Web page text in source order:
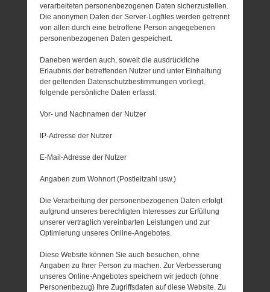
verarbeiteten personenbezogenen Daten sicherzustellen.
Die anonymen Daten der Server-Logfiles werden getrennt
von allen durch eine betroffene Person angegebenen
personenbezogenen Daten gespeichert.
Daneben werden auch, soweit die ausdrückliche
Erlaubnis der betreffenden Nutzer und unter Einhaltung
der geltenden Datenschutzbestimmungen vorliegt,
folgende persönliche Daten erfasst:
Vor- und Nachnamen der Nutzer
IP-Adresse der Nutzer
E-Mail-Adresse der Nutzer
Angaben zum Wohnort (Postleitzahl usw.)
Die Verarbeitung der personenbezogenen Daten erfolgt
aufgrund unseres berechtigten Interesses zur Erfüllung
unserer vertraglich vereinbarten Leistungen und zur
Optimierung unseres Online-Angebotes.
Diese Website können Sie auch besuchen, ohne
Angaben zu Ihrer Person zu machen. Zur Verbesserung
unseres Online-Angebotes speichern wir jedoch (ohne
Personenbezug) Ihre Zugriffsdaten auf diese Website. Zu